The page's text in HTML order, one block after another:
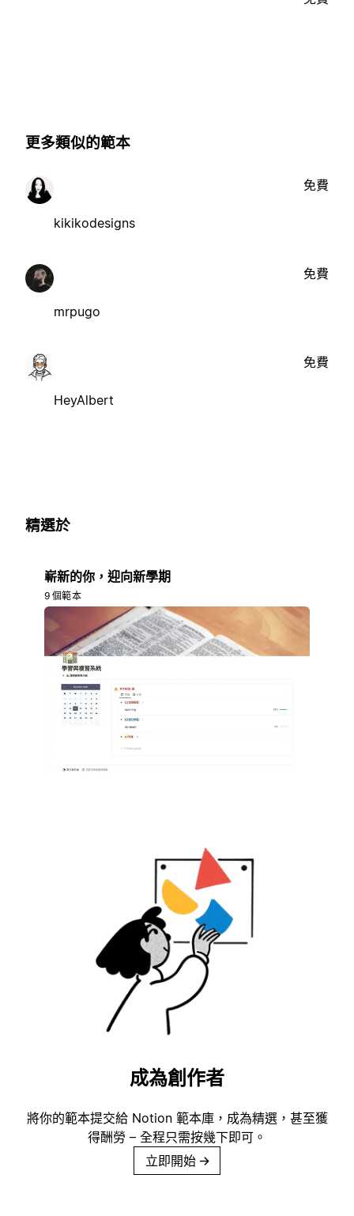
更多類似的範本
kikikodesigns
免費
mrpugo
免費
HeyAlbert
免費
精選於
嶄新的你，迎向新學期
9 個範本
成為創作者
將你的範本提交給 Notion 範本庫，成為精選，甚至獲
得酬勞 – 全程只需按幾下即可。
立即開始 →